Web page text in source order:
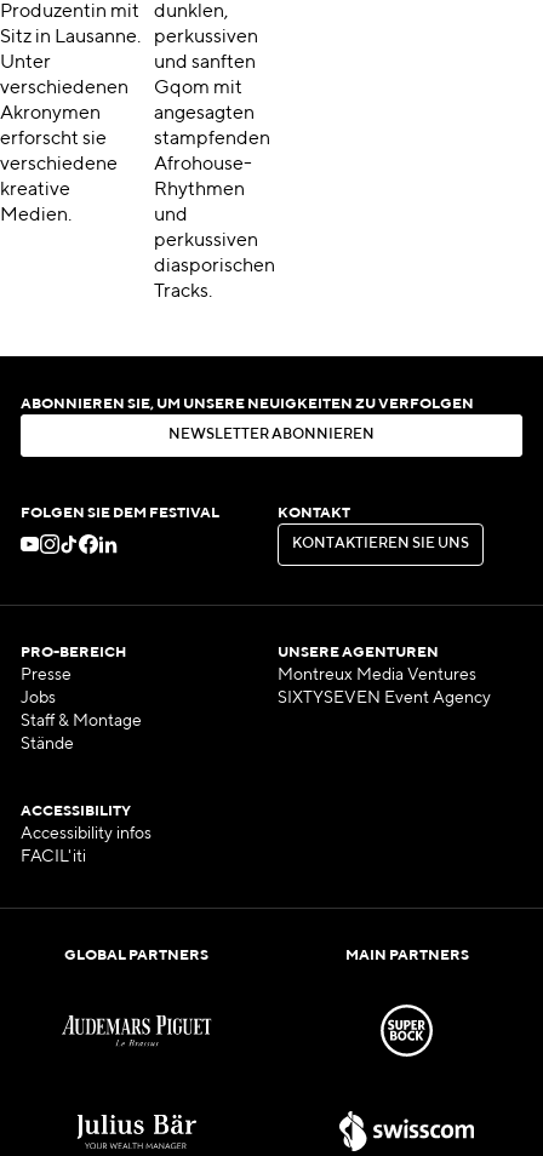
Produzentin mit
Sitz in Lausanne.
Unter
verschiedenen
Akronymen
erforscht sie
verschiedene
kreative
Medien.
dunklen,
perkussiven
und sanften
Gqom mit
angesagten
stampfenden
Afrohouse-
Rhythmen
und
perkussiven
diasporischen
Tracks.
ABONNIEREN SIE, UM UNSERE NEUIGKEITEN ZU VERFOLGEN
N EWSLET ERABON N EREN
FOLGEN SIE DEM FESTIVAL KONTAKT
KON AKT EREN SI E UN S
KONTAKTIERENSIEUNS
PRO-BEREICH
Presse
Jobs
Staff & Montage
Stände
UNSERE AGENTUREN
Montreux Media Ventures
SIXTYSEVEN Event Agency
ACCESSIBILITY
Accessibility infos
FACIL'iti
GLOBAL PARTNERS MAIN PARTNERS